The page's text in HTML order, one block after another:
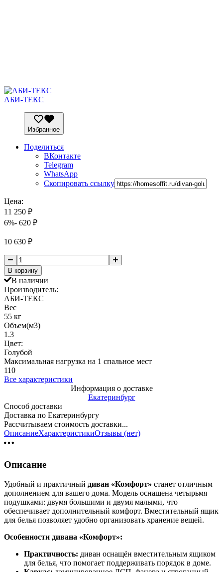
АБИ-ТЕКС
Избранное
Поделиться
ВКонтакте
Telegram
WhatsApp
Скопировать ссылку
Цена:
11 250 ₽
6%- 620 ₽
10 630 ₽
В корзину
В наличии
Производитель:
АБИ-ТЕКС
Вес
55 кг
Объем(м3)
1.3
Цвет:
Голубой
Максимальная нагрузка на 1 спальное мест
110
Все характеристики
Информация о доставке
Екатеринбург
Способ доставки
Доставка по Екатеринбургу
Рассчитываем стоимость доставки...
ОписаниеХарактеристикиОтзывы (нет)
Описание
Удобный и практичный диван «Комфорт» станет отличным
дополнением для вашего дома. Модель оснащена четырьмя
подушками: двумя большими и двумя малыми, что
обеспечивает дополнительный комфорт. Вместительный ящик
для белья позволяет удобно организовать хранение вещей.
Особенности дивана «Комфорт»:
Практичность: диван оснащён вместительным ящиком
для белья, что помогает поддерживать порядок в доме.